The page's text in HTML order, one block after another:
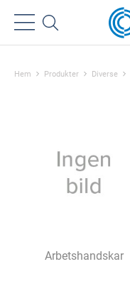
Hem Produkter Diverse
Arbetshandskar